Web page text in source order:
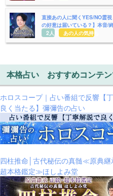
直接あの人に聞くYES/NO霊視
の好意は届いている？】本音/
2人用
あの人の気持ち
本格占い おすすめコンテ
ホロスコープ｜占い番組で反響【
良く当たる】彌彌告の占い
四柱推命│古代秘伝の真髄≪原典継
超本格鑑定≫ほしよみ堂